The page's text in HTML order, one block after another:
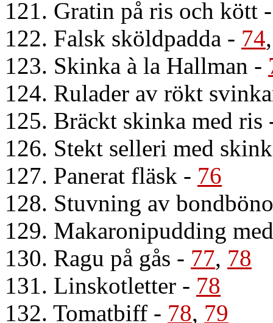
121. Gratin på ris och kött
122. Falsk sköldpadda - 74
123. Skinka à la Hallman -
124. Rulader av rökt
125. Bräckt skinka med ris
126. Stekt selleri med
127. Panerat fläsk - 76
128. Stuvning av
129. Makaronipudding
130. Ragu på gås - 77, 78
131. Linskotletter - 78
132. Tomatbiff - 78, 79